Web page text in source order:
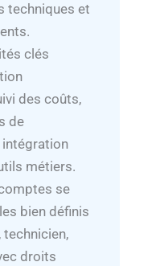
techniques et
clés
des coûts,
de
métiers.
se
bien définis
droits